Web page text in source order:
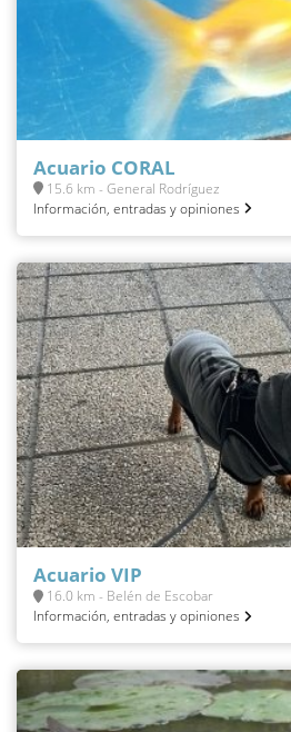
Acuario CORAL
15.6 km - General Rodríguez
Información, entradas y opiniones
Acuario VIP
16.0 km - Belén de Escobar
Información, entradas y opiniones